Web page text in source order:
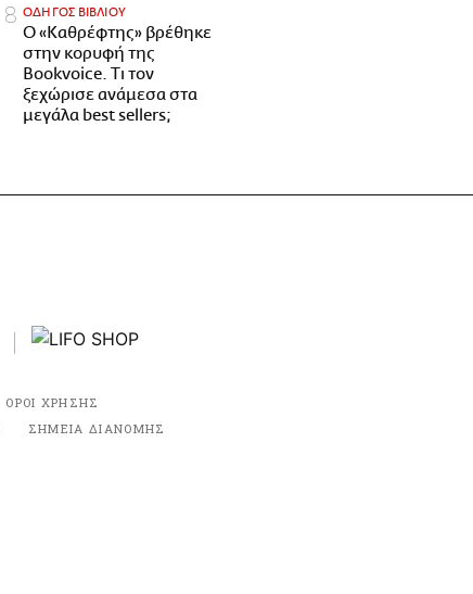
ΟΔΗΓΟΣ ΒΙΒΛΙΟΥ
Ο «Καθρέφτης» βρέθηκε
στην κορυφή της
Bookvoice. Τι τον
ξεχώρισε ανάμεσα στα
μεγάλα best sellers;
ΟΡΟΙ ΧΡΗΣΗΣ
ΣΗΜΕΙΑ ΔΙΑΝΟΜΗΣ